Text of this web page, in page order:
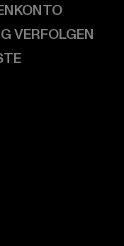
VERFOLGEN